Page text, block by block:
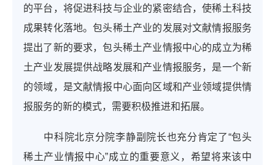
的平台，将促进科技与企业的紧密结合，使稀土科技
成果转化落地。包头稀土产业的发展对文献情报服务
提出了新的要求，包头稀土产业情报中心的成立为稀
土产业发展提供战略发展和产业情报服务，是一个新
的领域，是文献情报中心面向区域和产业领域提供情
报服务的新的模式，需要积极推进和拓展。
中科院北京分院李静副院长也充分肯定了“包头
稀土产业情报中心”成立的重要意义，希望将来该中